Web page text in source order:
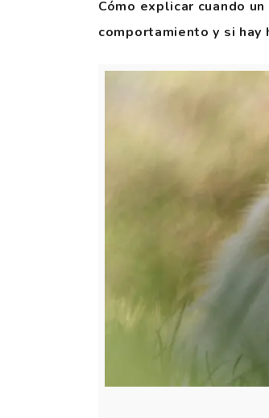
Cómo explicar cuando
comportamiento y si